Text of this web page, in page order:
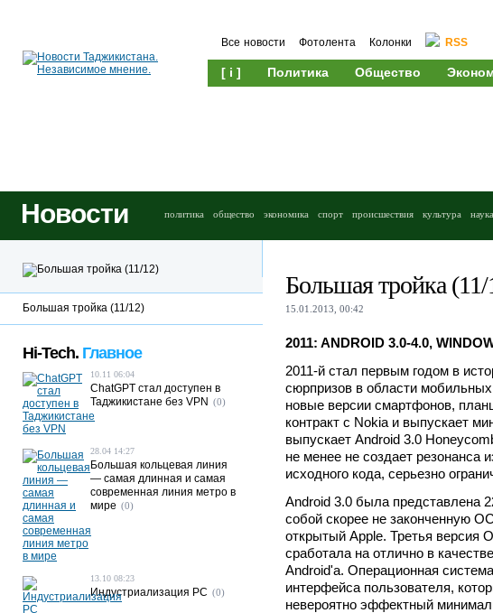
Все новости Фотолента Колонки RSS
[ i ] Политика Общество
Новости политика общество экономика спорт происшествия культура наука
Большая тройка
15.01.2013, 00:42
2011: ANDROID 3.0-4.0,
2011-й стал первым годом в
сюрпризов в области
новые версии смартфонов,
контракт с Nokia и выпускает
выпускает Android 3.0
не менее не создает резонанса
исходного кода, серьезно
Android 3.0 была представлена
собой скорее не законченную
открытый Apple. Третья версия
сработала на отлично в
Android'a. Операционная
интерфейса пользователя,
невероятно эффектный
Большая тройка (11/12)
Hi-Tech. Главное
10.11 06:04
ChatGPT стал доступен в
Таджикистане без VPN (0)
28.04 14:27
Большая кольцевая линия
— самая длинная и самая
современная линия метро в
мире (0)
13.10 08:23
Индустриализация PC (0)